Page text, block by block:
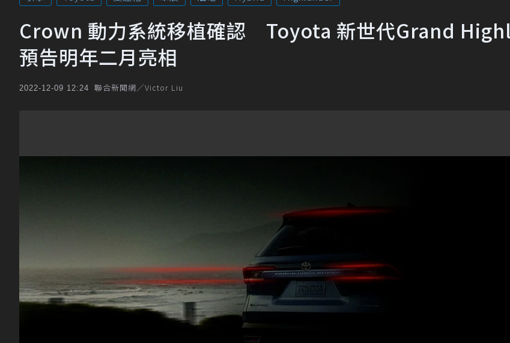
Crown 動力系統移植確認 Toyota 新世代Grand
預告明年二月亮相
2022-12-09 12:24 聯合新聞網／Victor Liu